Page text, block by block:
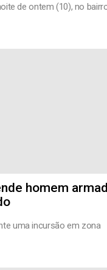
de ontem (10), no
homem
uma incursão em zona